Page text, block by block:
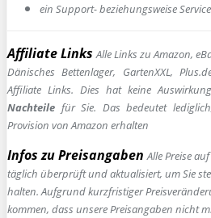
ein Support- beziehungsweise
Affiliate Links Alle Links zu Amazon,
Dänisches Bettenlager, GartenXXL,
Affiliate Links. Dies hat keine
Nachteile für Sie. Das bedeutet
Provision von Amazon erhalten
Infos zu Preisangaben Alle Preise
täglich überprüft und aktualisiert, um Sie
halten. Aufgrund kurzfristiger
kommen, dass unsere Preisangaben nicht